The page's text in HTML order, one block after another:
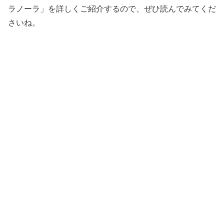
ラノーラ」を詳しくご紹介するので、ぜひ読んでみてくだ
さいね。